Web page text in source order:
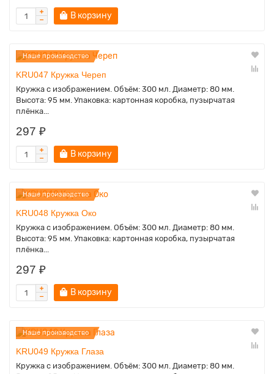
В корзину
Наше производство
KRU047 Кружка Череп
Кружка с изображением. Объём: 300 мл. Диаметр: 80 мм.
Высота: 95 мм. Упаковка: картонная коробка, пузырчатая
плёнка...
297 ₽
В корзину
Наше производство
KRU048 Кружка Око
Кружка с изображением. Объём: 300 мл. Диаметр: 80 мм.
Высота: 95 мм. Упаковка: картонная коробка, пузырчатая
плёнка...
297 ₽
В корзину
Наше производство
KRU049 Кружка Глаза
Кружка с изображением. Объём: 300 мл. Диаметр: 80 мм.